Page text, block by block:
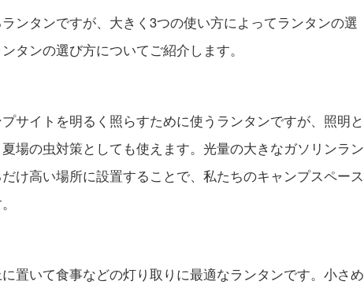
ンタンですが、大きく3つの使い方によってランタンの選
タンの選び方についてご紹介します。
サイトを明るく照らすために使うランタンですが、照明と
場の虫対策としても使えます。光量の大きなガソリンラン
け高い場所に設置することで、私たちのキャンプスペース
置いて食事などの灯り取りに最適なランタンです。小さめ